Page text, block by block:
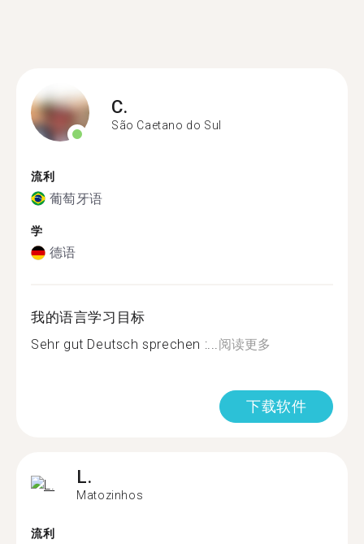
C.
São Caetano do Sul
流利
葡萄牙语
学
德语
我的语言学习目标
Sehr gut Deutsch sprechen :...阅读更多
下载软件
L.
Matozinhos
流利